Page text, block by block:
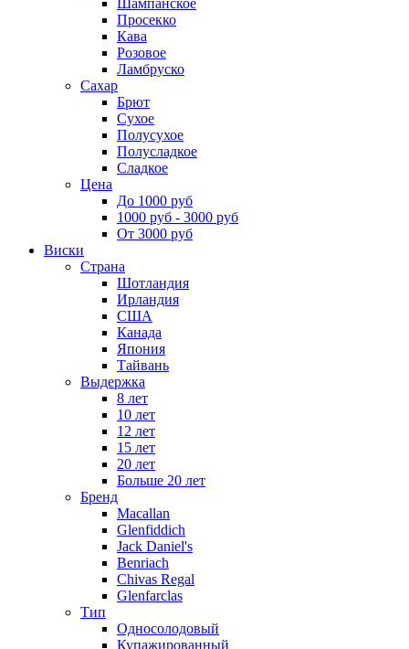
Просекко
Кава
Розовое
Ламбруско
Сахар
Брют
Сухое
Полусухое
Полусладкое
Сладкое
Цена
До 1000 руб
1000 руб - 3000 руб
От 3000 руб
Виски
Страна
Шотландия
Ирландия
США
Канада
Япония
Тайвань
Выдержка
8 лет
10 лет
12 лет
15 лет
20 лет
Больше 20 лет
Бренд
Macallan
Glenfiddich
Jack Daniel's
Benriach
Chivas Regal
Glenfarclas
Тип
Односолодовый
Купажированный